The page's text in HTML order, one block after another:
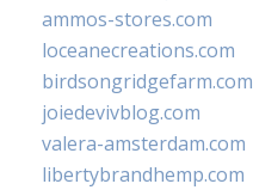
ammos-stores.com
loceanecreations.com
birdsongridgefarm.com
joiedevivblog.com
valera-amsterdam.com
libertybrandhemp.com